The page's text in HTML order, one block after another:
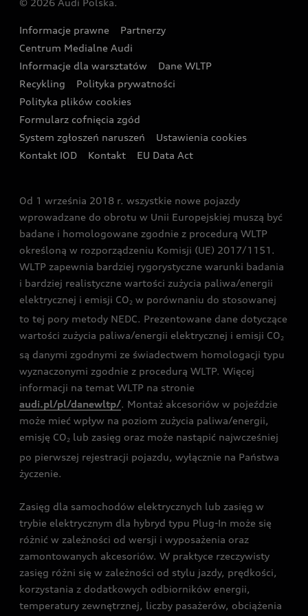
Wyszukaj najbliższego Partnera Audi
Oferta dla przedsiębiorców
Oferta dla klientów prywatnych
Kalkulator rat
Ubezpieczenie
Audi exclusive
Zasięg
Gwarancja
Akcje serwisowe Audi
Katalog online akcesoriów
Audi i Muzeum Sztuki Nowoczesnej w Warszawie
Audi driving experience
Audi quattro Cup
Audi i Puchar Świata w Skokach Narciarskich w
Zakopanem
© 2026 Audi Polska.
Informacje prawne
Partnerzy
Centrum Medialne Audi
Informacje dla warsztatów
Dane WLTP
Recykling
Polityka prywatności
Polityka plików cookies
Formularz cofnięcia zgód
System zgłoszeń naruszeń
Ustawienia cookies
Kontakt IOD
Kontakt EU Data Act
Od 1 września 2018 r. wszystkie nowe pojazdy
wprowadzane do obrotu w Unii Europejskiej muszą być
badane i homologowane zgodnie z procedurą WLTP
określoną w rozporządzeniu Komisji (UE) 2017/1151.
WLTP zapewnia bardziej rygorystyczne warunki badania
i bardziej realistyczne wartości zużycia paliwa/energii
elektrycznej i emisji CO2 w porównaniu do stosowanej
to tej pory metody NEDC. Prezentowane dane dotyczące
wartości zużycia paliwa/energii elektrycznej i emisji CO2
są danymi zgodnymi ze świadectwem homologacji typu
wyznaczonymi zgodnie z procedurą WLTP. Więcej
informacji na temat WLTP na stronie
audi.pl/pl/danewltp/. Montaż akcesoriów w pojeździe
może mieć wpływ na poziom zużycia paliwa/energii,
emisję CO2 lub zasięg oraz może nastąpić najwcześniej
po pierwszej rejestracji pojazdu, wyłącznie na Państwa
życzenie.
Zasięg dla samochodów elektrycznych lub zasięg w
trybie elektrycznym dla hybryd typu Plug-In może się
różnić w zależności od wersji i wyposażenia oraz
zamontowanych akcesoriów. W praktyce rzeczywisty
zasięg różni się w zależności od stylu jazdy, prędkości,
korzystania z dodatkowych odbiorników energii,
temperatury zewnętrznej, liczby pasażerów, obciążenia